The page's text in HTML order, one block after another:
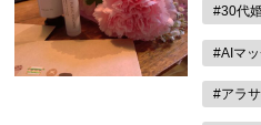
#30代
#AIマ
#アラ